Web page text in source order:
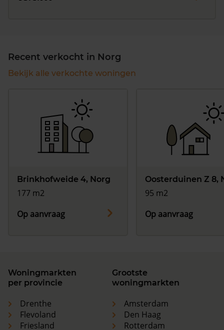
Recent verkocht in Norg
Bekijk alle verkochte woningen
Brinkhofweide 4, Norg
177 m2
Op aanvraag
Oosterduinen Z 8,
95 m2
Op aanvraag
Woningmarkten
per provincie
Drenthe
Flevoland
Friesland
Grootste
woningmarkten
Amsterdam
Den Haag
Rotterdam